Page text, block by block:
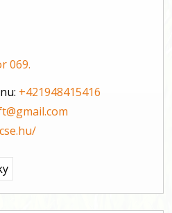
069.
+421948415416